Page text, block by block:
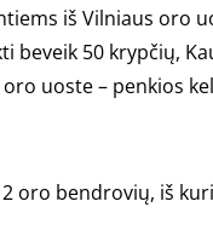
iš Vilniaus oro
beveik 50 krypčių,
uoste – penkios
oro bendrovių, iš